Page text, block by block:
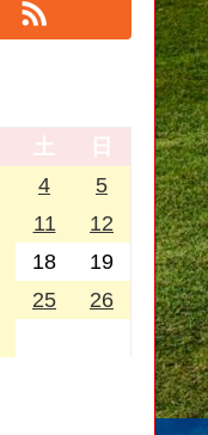
土
日
4
5
11
12
18
19
25
26